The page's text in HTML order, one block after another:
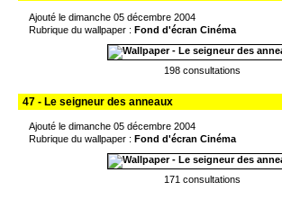
Ajouté le dimanche 05 décembre 2004
Rubrique du wallpaper : Fond d'écran Cinéma
198 consultations
47 - Le seigneur des anneaux
Ajouté le dimanche 05 décembre 2004
Rubrique du wallpaper : Fond d'écran Cinéma
171 consultations